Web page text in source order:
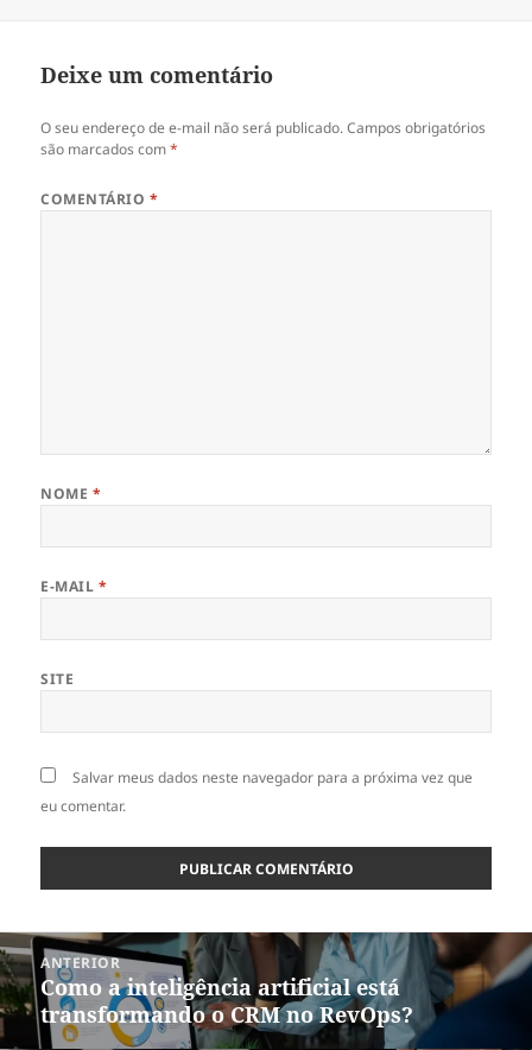
Deixe um comentário
O seu endereço de e-mail não será publicado. Campos obrigatórios
são marcados com*
COMENTÁRIO *
NOME *
E-MAIL *
SITE
Salvar meus dados neste navegador para a próxima vez que
eu comentar.
Navegação
de
Post
ANTERIOR
Post
anterior:
Como a inteligência artificial está
transformando o CRM no RevOps?